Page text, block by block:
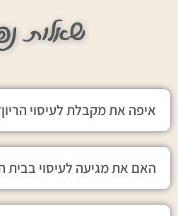
שאלות
איפה את מקבלת לעיסוי
האם את מגיעה לעיסוי בבית